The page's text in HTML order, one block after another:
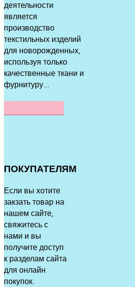
деятельности
является
производство
текстильных изделий
для новорожденных,
используя только
качественные ткани и
фурнитуру...
ПОКУПАТЕЛЯМ
Если вы хотите
закзать товар на
нашем сайте,
свяжитесь с
нами и вы
получите доступ
к разделам сайта
для онлайн
покупок.